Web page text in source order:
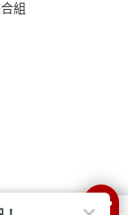
組
之詳情，及若您不希